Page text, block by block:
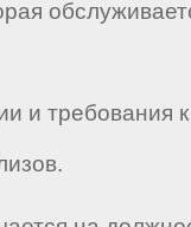
и требования